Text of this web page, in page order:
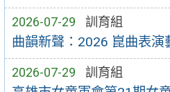
2026-07-29 訓育組
曲韻新聲：2026 崑曲表演
2026-07-29 訓育組